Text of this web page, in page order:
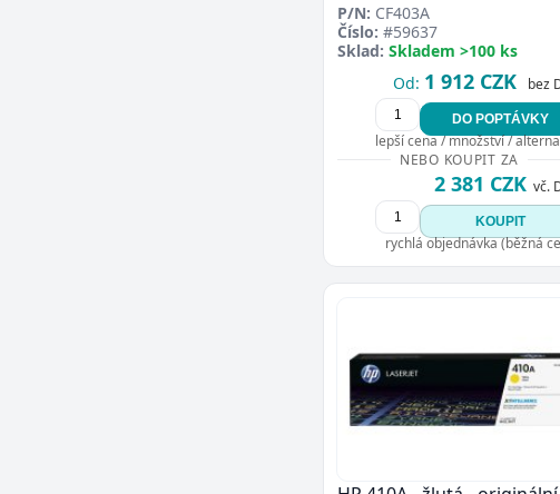
P/N: CF403A
Číslo: #59637
Sklad: Skladem >100 ks
Od: 1 912 CZK bez
DO POPTÁVKY
lepší cena / množství /
NEBO KOUPIT ZA
2 381 CZK vč.
KOUPIT
rychlá objednávka (běžná